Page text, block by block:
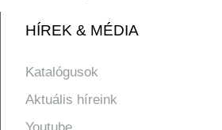
HÍREK & MÉDIA
Katalógusok
Aktuális híreink